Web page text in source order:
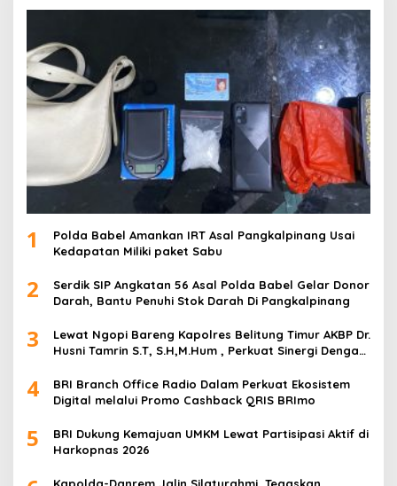
1
Polda Babel Amankan IRT Asal Pangkalpinang Usai
Kedapatan Miliki paket Sabu
2
Serdik SIP Angkatan 56 Asal Polda Babel Gelar Donor
Darah, Bantu Penuhi Stok Darah Di Pangkalpinang
3
Lewat Ngopi Bareng Kapolres Belitung Timur AKBP Dr.
Husni Tamrin S.T, S.H,M.Hum , Perkuat Sinergi Dengan
4
BRI Branch Office Radio Dalam Perkuat Ekosistem
Digital melalui Promo Cashback QRIS BRImo
5
BRI Dukung Kemajuan UMKM Lewat Partisipasi Aktif di
Harkopnas 2026